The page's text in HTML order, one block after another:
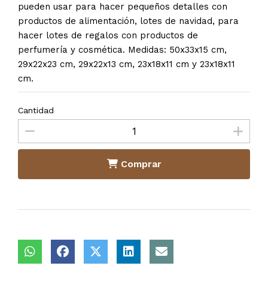
pueden usar para hacer pequeños detalles con
productos de alimentación, lotes de navidad, para
hacer lotes de regalos con productos de
perfumería y cosmética. Medidas: 50x33x15 cm,
29x22x23 cm, 29x22x13 cm, 23x18x11 cm y 23x18x11
cm.
Cantidad
Comprar